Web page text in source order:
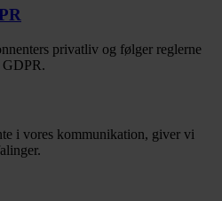
privatliv og følger reglerne
GDPR.
i vores kommunikation, giver vi